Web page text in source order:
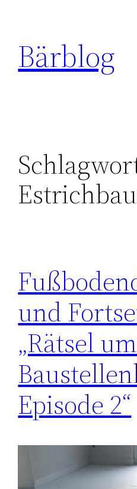
springen
Bärblog
Estrichbau
und
„Rätsel
Episode 2“